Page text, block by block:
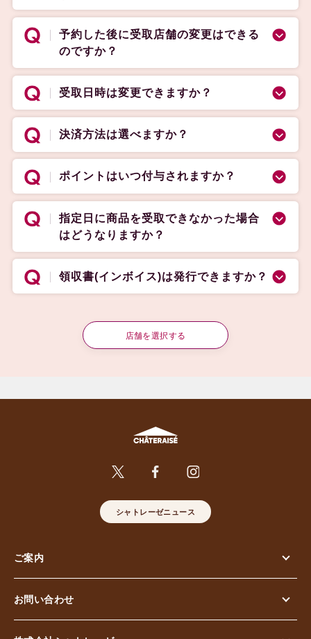
予約した後に受取店舗の変更はできる
のですか？
受取日時は変更できますか？
決済方法は選べますか？
ポイントはいつ付与されますか？
指定日に商品を受取できなかった場合
はどうなりますか？
領収書(インボイス)は発行できますか？
店舗を選択する
シャトレーゼニュース
ご案内
お問い合わせ